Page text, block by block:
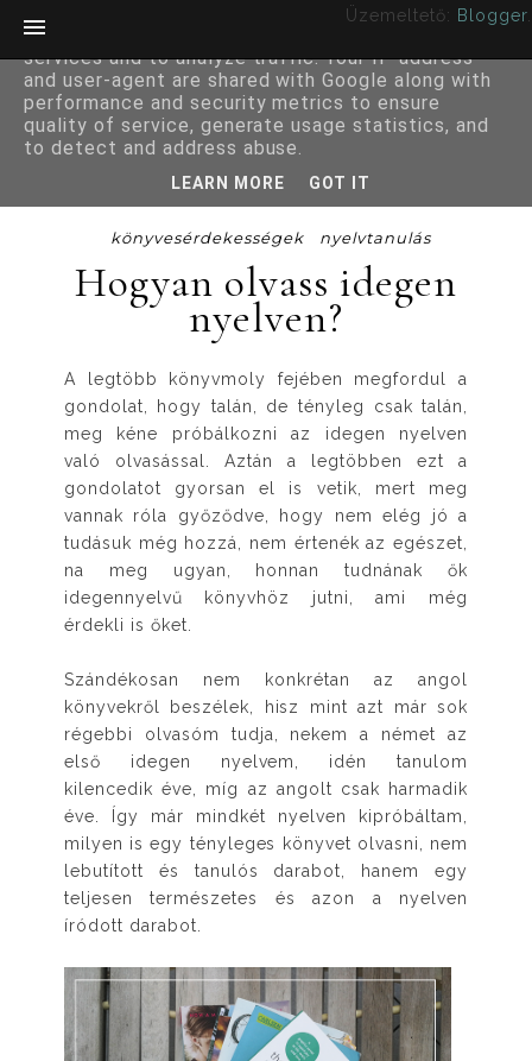
Üzemeltető: Blogger
könyvesérdekességek nyelvtanulás
Hogyan olvass idegen
nyelven?
A legtöbb könyvmoly fejében megfordul a
gondolat, hogy talán, de tényleg csak talán,
meg kéne próbálkozni az idegen nyelven
való olvasással. Aztán a legtöbben ezt a
gondolatot gyorsan el is vetik, mert meg
vannak róla győződve, hogy nem elég jó a
tudásuk még hozzá, nem értenék az egészet,
na meg ugyan, honnan tudnának ők
idegennyelvű könyvhöz jutni, ami még
érdekli is őket.
Szándékosan nem konkrétan az angol
könyvekről beszélek, hisz mint azt már sok
régebbi olvasóm tudja, nekem a német az
első idegen nyelvem, idén tanulom
kilencedik éve, míg az angolt csak harmadik
éve. Így már mindkét nyelven kipróbáltam,
milyen is egy tényleges könyvet olvasni, nem
lebutított és tanulós darabot, hanem egy
teljesen természetes és azon a nyelven
íródott darabot.
This site uses cookies from Google to deliver its
services and to analyze traffic. Your IP address
and user-agent are shared with Google along with
performance and security metrics to ensure
quality of service, generate usage statistics, and
to detect and address abuse.
LEARN MORE GOT IT